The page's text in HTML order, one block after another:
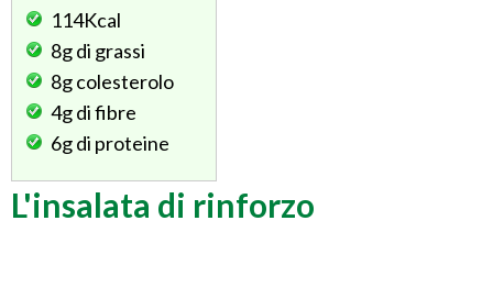
114Kcal
8gdi grassi
8gcolesterolo
4gdi fibre
6gdi proteine
L'insalata di rinforzo